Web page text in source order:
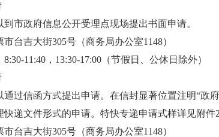
政府信息公开受理点现场提出书面申请。
吉大街305号（商务局办公室1148）
11:40，13:30-17:00（节假日、公休日除外）
信函方式提出申请。在信封显著位置注明“政
快递文件形式的申请。特快专递申请式样详见附件
吉大街305号（商务局办公室1148）